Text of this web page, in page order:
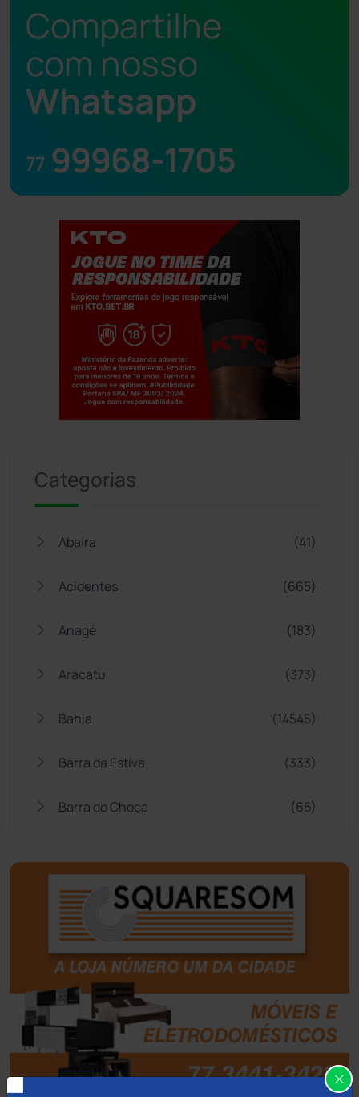
Compartilhe
com nosso
Whatsapp
77 99968-1705
Categorias
Abaíra (41)
Acidentes (665)
Anagé (183)
Aracatu (373)
Bahia (14545)
Barra da Estiva (333)
Barra do Choça (65)
Bom Jesus da Lapa (507)
Boquira (152)
Botuporã
Brasil (7680)
Brumado (31958)